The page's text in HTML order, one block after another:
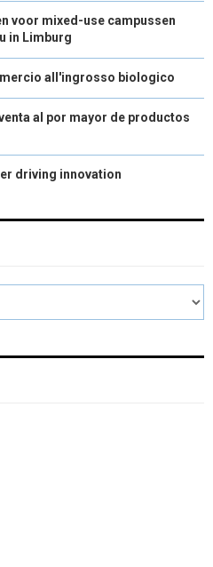
voor mixed-use campussen
in Limburg
all'ingrosso biologico
al por mayor de productos
driving innovation